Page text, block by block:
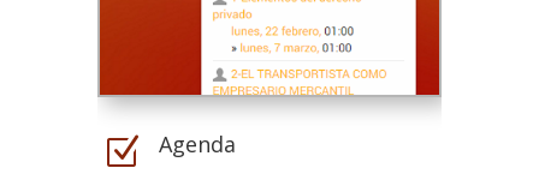
Z Agenda